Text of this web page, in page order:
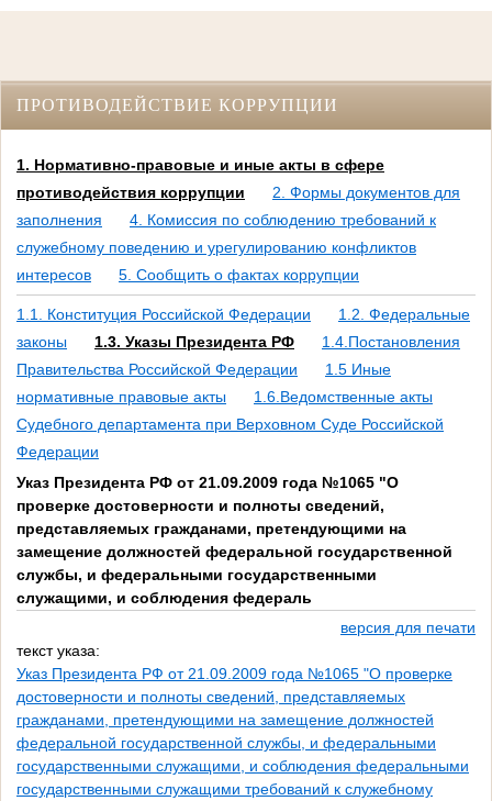
ПРОТИВОДЕЙСТВИЕ КОРРУПЦИИ
1. Нормативно-правовые и иные акты в сфере
противодействия коррупции
2. Формы документов для
заполнения
4. Комиссия по соблюдению требований к
служебному поведению и урегулированию конфликтов
интересов
5. Сообщить о фактах коррупции
1.1. Конституция Российской Федерации
1.2. Федеральные
законы
1.3. Указы Президента РФ
1.4.Постановления
Правительства Российской Федерации
1.5 Иные
нормативные правовые акты
1.6.Ведомственные акты
Судебного департамента при Верховном Суде Российской
Федерации
Указ Президента РФ от 21.09.2009 года №1065 "О
проверке достоверности и полноты сведений,
представляемых гражданами, претендующими на
замещение должностей федеральной государственной
службы, и федеральными государственными
служащими, и соблюдения федераль
версия для печати
текст указа:
Указ Президента РФ от 21.09.2009 года №1065 "О проверке
достоверности и полноты сведений, представляемых
гражданами, претендующими на замещение должностей
федеральной государственной службы, и федеральными
государственными служащими, и соблюдения федеральными
государственными служащими требований к служебному